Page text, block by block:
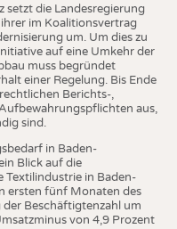
setzt die Landesregierung
im Koalitionsvertrag
um. Um dies zu
auf eine Umkehr der
muss begründet
einer Regelung. Bis Ende
Berichts-,
aus,
sind.
in Baden-
Blick auf die
Textilindustrie in Baden-
ersten fünf Monaten des
der Beschäftigtenzahl um
von 4,9 Prozent